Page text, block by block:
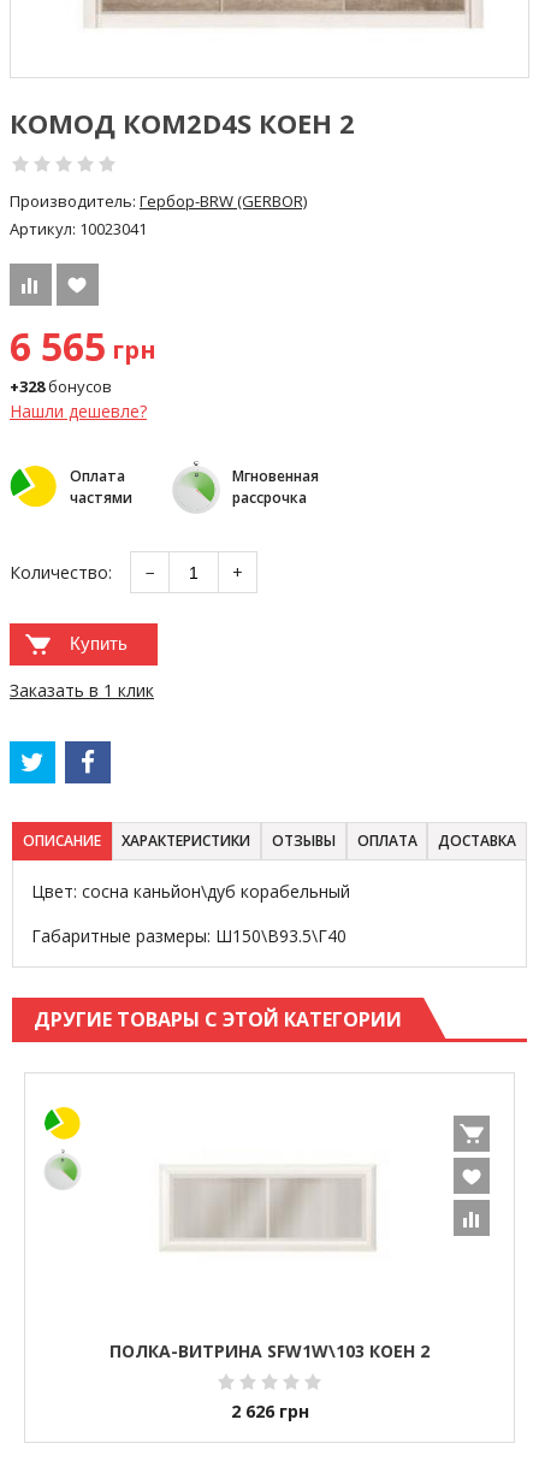
КОМОД КОМ2D4S КОЕН 2
Производитель: Гербор-BRW (GERBOR)
Артикул: 10023041
6 565 грн
+328бонусов
Нашли дешевле?
Оплата
частями
Мгновенная
рассрочка
Количество: − +
Купить
Заказать в 1 клик
ОПИСАНИЕ ХАРАКТЕРИСТИКИ ОТЗЫВЫ ОПЛАТА ДОСТАВКА
Цвет: сосна каньйон\дуб корабельный
Габаритные размеры: Ш150\В93.5\Г40
ДРУГИЕ ТОВАРЫ С ЭТОЙ КАТЕГОРИИ
ПОЛКА-ВИТРИНА SFW1W\103 КОЕН 2
2 626 грн